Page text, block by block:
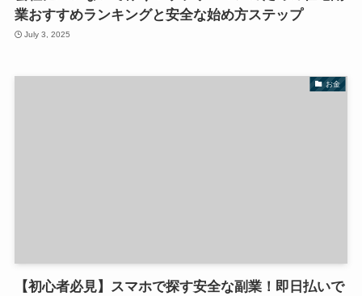
業おすすめランキングと安全な始め方ステップ
July 3, 2025
お金
【初心者必見】スマホで探す安全な副業！即日払いで